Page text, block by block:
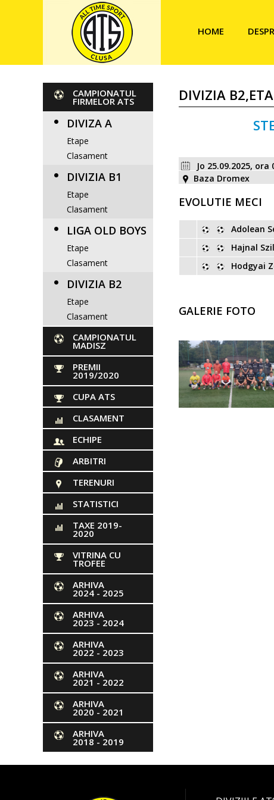
HOME
CAMPIONATUL
FIRMELOR ATS
DIVIZA A
Etape
Clasament
DIVIZIA B1
Etape
Clasament
LIGA OLD BOYS
Etape
Clasament
DIVIZIA B2
Etape
Clasament
CAMPIONATUL
MADISZ
PREMII
2019/2020
CUPA ATS
CLASAMENT
ECHIPE
ARBITRI
TERENURI
STATISTICI
TAXE 2019-
2020
VITRINA CU
TROFEE
ARHIVA
2024 - 2025
ARHIVA
2023 - 2024
ARHIVA
2022 - 2023
ARHIVA
2021 - 2022
ARHIVA
2020 - 2021
ARHIVA
2018 - 2019
DIVIZIA
Jo 25.09.2025, ora
Baza Dromex
EVOLUTIE MECI
Adolean
Hajnal
Hodgyai
GALERIE FOTO